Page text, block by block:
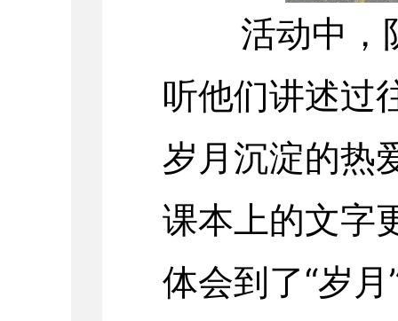
活动中，队
听他们讲述过
岁月沉淀的热
课本上的文字
体会到了“岁